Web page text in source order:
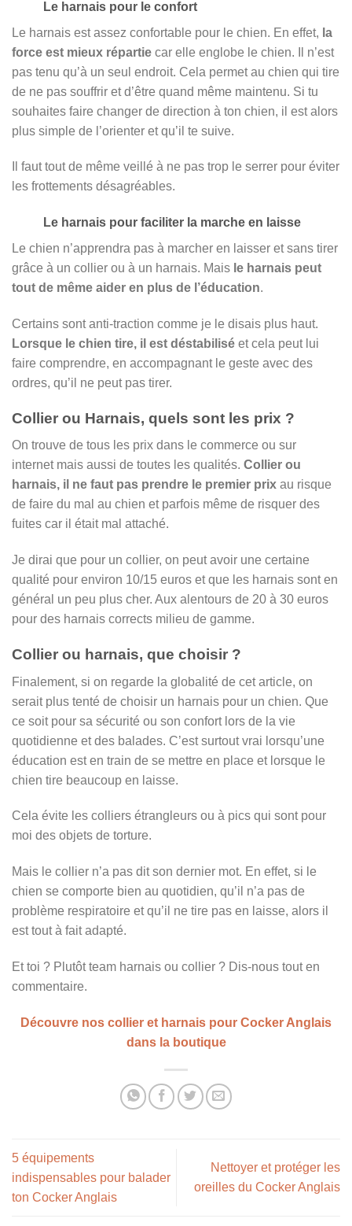
Le harnais pour le confort
Le harnais est assez confortable pour le chien. En effet, la
force est mieux répartie car elle englobe le chien. Il n’est
pas tenu qu’à un seul endroit. Cela permet au chien qui tire
de ne pas souffrir et d’être quand même maintenu. Si tu
souhaites faire changer de direction à ton chien, il est alors
plus simple de l’orienter et qu’il te suive.
Il faut tout de même veillé à ne pas trop le serrer pour éviter
les frottements désagréables.
Le harnais pour faciliter la marche en laisse
Le chien n’apprendra pas à marcher en laisser et sans tirer
grâce à un collier ou à un harnais. Mais le harnais peut
tout de même aider en plus de l’éducation.
Certains sont anti-traction comme je le disais plus haut.
Lorsque le chien tire, il est déstabilisé et cela peut lui
faire comprendre, en accompagnant le geste avec des
ordres, qu’il ne peut pas tirer.
Collier ou Harnais, quels sont les prix ?
On trouve de tous les prix dans le commerce ou sur
internet mais aussi de toutes les qualités. Collier ou
harnais, il ne faut pas prendre le premier prix au risque
de faire du mal au chien et parfois même de risquer des
fuites car il était mal attaché.
Je dirai que pour un collier, on peut avoir une certaine
qualité pour environ 10/15 euros et que les harnais sont en
général un peu plus cher. Aux alentours de 20 à 30 euros
pour des harnais corrects milieu de gamme.
Collier ou harnais, que choisir ?
Finalement, si on regarde la globalité de cet article, on
serait plus tenté de choisir un harnais pour un chien. Que
ce soit pour sa sécurité ou son confort lors de la vie
quotidienne et des balades. C’est surtout vrai lorsqu’une
éducation est en train de se mettre en place et lorsque le
chien tire beaucoup en laisse.
Cela évite les colliers étrangleurs ou à pics qui sont pour
moi des objets de torture.
Mais le collier n’a pas dit son dernier mot. En effet, si le
chien se comporte bien au quotidien, qu’il n’a pas de
problème respiratoire et qu’il ne tire pas en laisse, alors il
est tout à fait adapté.
Et toi ? Plutôt team harnais ou collier ? Dis-nous tout en
commentaire.
Découvre nos collier et harnais pour Cocker Anglais
dans la boutique
5 équipements
indispensables pour balader
ton Cocker Anglais
Nettoyer et protéger les
oreilles du Cocker Anglais